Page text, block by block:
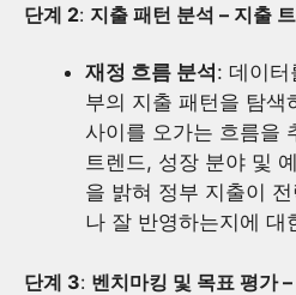
단계 2: 지출 패턴 분석 – 지출
재정 흐름 분석: 데이터
부의 지출 패턴을 탐색
사이를 오가는 흐름을
트렌드, 성장 분야 및
을 밝혀 정부 지출이
나 잘 반영하는지에 대
단계 3: 벤치마킹 및 목표 평가